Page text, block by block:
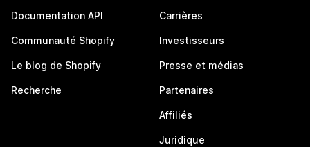
Documentation API
Communauté Shopify
Le blog de Shopify
Recherche
Carrières
Investisseurs
Presse et médias
Partenaires
Affiliés
Juridique